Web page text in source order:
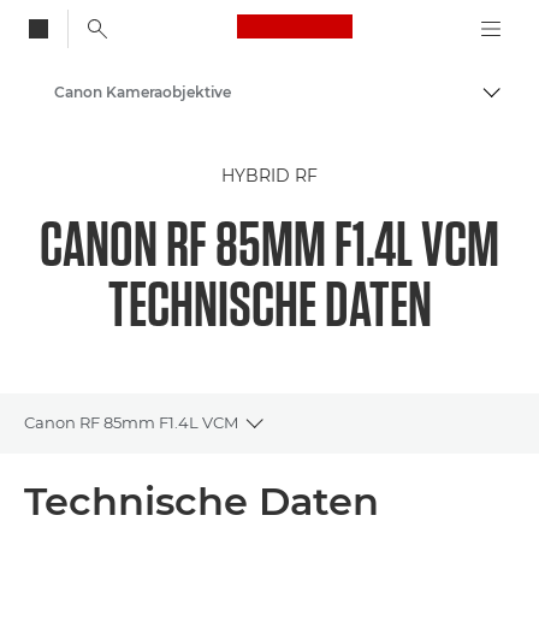
Canon Logo, back
Auf
Canon Kameraobjektive
HYBRID RF
CANON RF 85MM F1.4L VCM
TECHNISCHE DATEN
Canon RF 85mm F1.4L VCM
Toggle breadcrumbs
Technische Daten